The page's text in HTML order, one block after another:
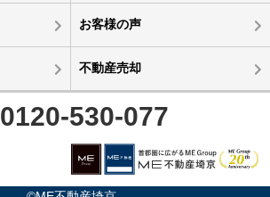
お客様の声
不動産売却
0120-530-077